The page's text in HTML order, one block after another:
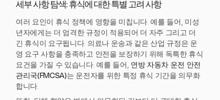
세부 사항 탐색: 휴식에 대한 특별 고려 사항
여러 요인이 휴식 정책에 영향을 미칩니다. 예를 들어, 미성
년자에게는 더 엄격한 규정이 적용되어 더 자주 그리고 더
긴 휴식이 요구됩니다. 의료나 운송과 같은 산업 규정은 운
영 요구 사항을 충족하고 안전을 보장하기 위해 독특한 휴식
요건을 가질 수 있습니다. 예를 들어, 연방 자동차 운전 안전
관리국(FMCSA)는 운전자를 위한 특정 휴식 기간을 의무화
합니다.